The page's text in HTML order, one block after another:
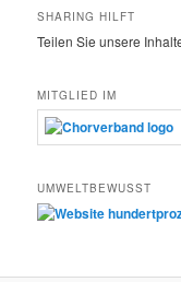
SHARING HILFT
Teilen Sie unsere
MITGLIED IM
UMWELTBEWUSST